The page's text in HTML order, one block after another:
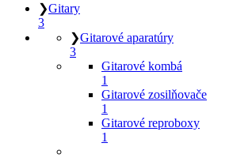
❯Gitary
3
❯Gitarové aparatúry
3
Gitarové kombá
1
Gitarové zosilňovače
1
Gitarové reproboxy
1